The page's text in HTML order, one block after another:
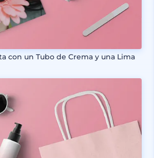
con un Tubo de Crema y una Lima